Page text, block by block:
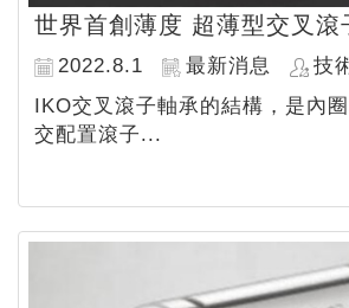
世界首創薄度 超薄型交叉滾
2022.8.1 最新消息
技
IKO交叉滾子軸承的結構，是內
交配置滾子...